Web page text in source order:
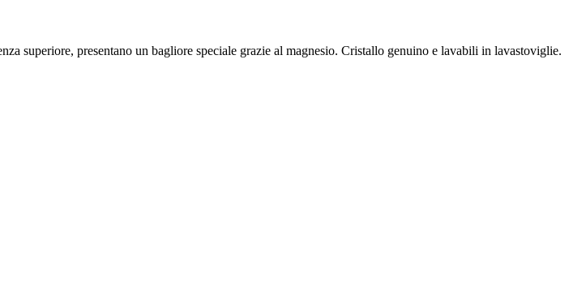
superiore, presentano un bagliore speciale grazie al magnesio. Cristallo genuino e lavabili in lavastoviglie.